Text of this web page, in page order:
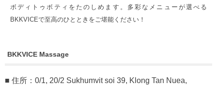
ボディトゥボティをたのしめます。多彩なメニューが選べる
BKKVICEで至高のひとときをご堪能ください！
BKKVICE Massage
■ 住所：0/1, 20/2 Sukhumvit soi 39, Klong Tan Nuea,